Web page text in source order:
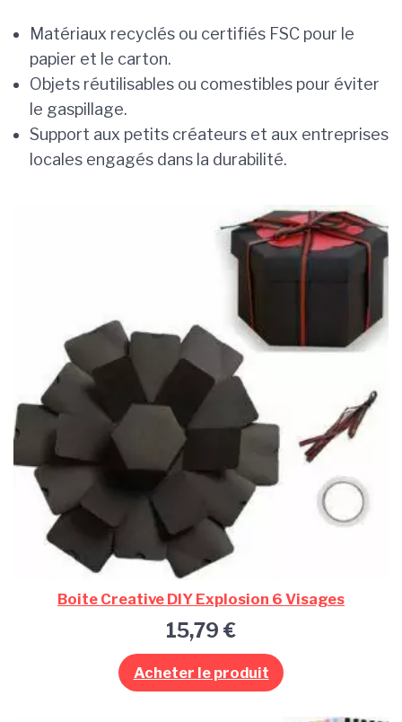
Matériaux recyclés ou certifiés FSC pour le
papier et le carton.
Objets réutilisables ou comestibles pour éviter
le gaspillage.
Support aux petits créateurs et aux entreprises
locales engagés dans la durabilité.
Boite Creative DIY Explosion 6 Visages
15,79 €
Acheter le produit